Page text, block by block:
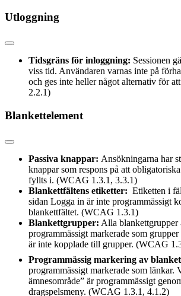
Utloggning
Tidsgräns för inloggning: Sessionen
viss tid. Användaren varnas inte på
och ges inte heller något alternativ för
2.2.1)
Blankettelement
Passiva knappar: Ansökningarna har
knappar som respons på att
fyllts i. (WCAG 1.3.1, 3.3.1)
Blankettfältens etiketter: Etiketten i
sidan Logga in är inte programmässigt
blankettfältet. (WCAG 1.3.1)
Blankettgrupper: Alla blankettgrupper
programmässigt markerade som
är inte kopplade till grupper. (WCAG
Programmässig markering av
programmässigt markerade som länkar.
ämnesområde” är programmässigt
dragspelsmeny. (WCAG 1.3.1, 4.1.2)